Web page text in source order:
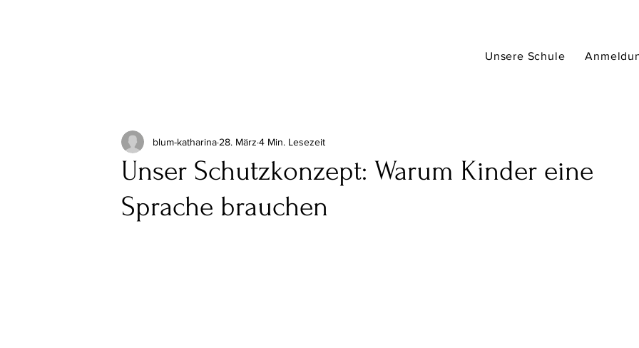
Unsere Schule
Unser Schutzkonzept: Warum Kinder eine
Sprache brauchen
blum-katharina 28. März 4 Min. Lesezeit